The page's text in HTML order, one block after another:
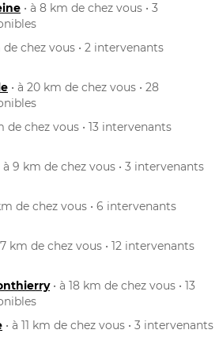
• à 8 km de chez vous • 3
de chez vous • 2 intervenants
• à 20 km de chez vous • 28
de chez vous • 13 intervenants
à 9 km de chez vous • 3 intervenants
de chez vous • 6 intervenants
km de chez vous • 12 intervenants
• à 18 km de chez vous • 13
• à 11 km de chez vous • 3 intervenants